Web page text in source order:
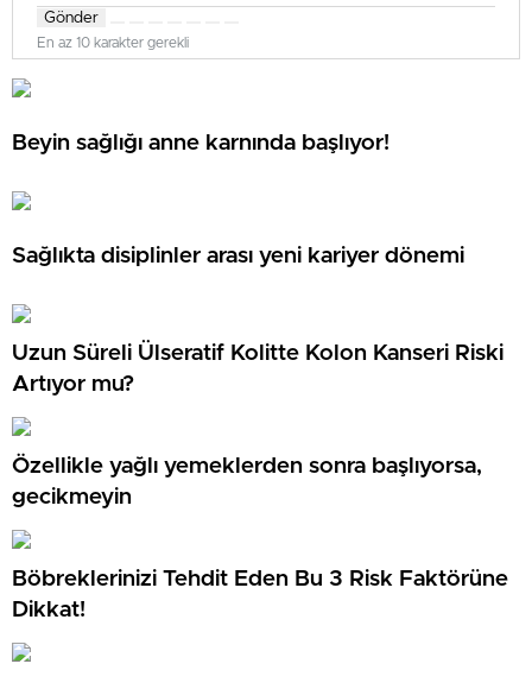
Gönder
En az 10 karakter gerekli
Beyin sağlığı anne karnında başlıyor!
Sağlıkta disiplinler arası yeni kariyer dönemi
Uzun Süreli Ülseratif Kolitte Kolon Kanseri Riski
Artıyor mu?
Özellikle yağlı yemeklerden sonra başlıyorsa,
gecikmeyin
Böbreklerinizi Tehdit Eden Bu 3 Risk Faktörüne
Dikkat!